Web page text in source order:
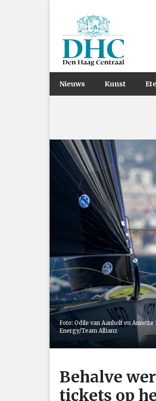
Nieuws Kunst
Foto: Odile van Aanholt en
Energy/Team Allianz
Behalve
tickets op